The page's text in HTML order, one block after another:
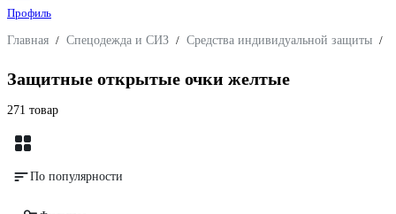
Профиль
Главная / Спецодежда и СИЗ / Средства индивидуальной защиты /
Защитные открытые очки желтые
271 товар
По популярности